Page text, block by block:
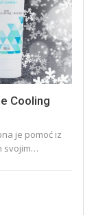
Cooling
je pomoć iz
svojim…